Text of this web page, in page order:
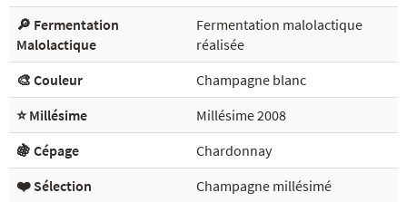
🔎 Fermentation
Malolactique
Fermentation malolactique
réalisée
🎨 Couleur
Champagne blanc
⭐ Millésime
Millésime 2008
🍇 Cépage
Chardonnay
❤️ Sélection
Champagne millésimé